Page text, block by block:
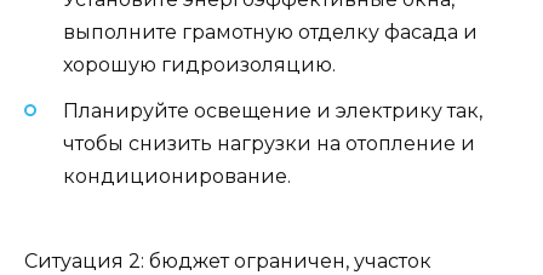
выполните грамотную отделку фасада и
хорошую гидроизоляцию.
Планируйте освещение и электрику так,
чтобы снизить нагрузки на отопление и
кондиционирование.
Ситуация 2: бюджет ограничен, участок